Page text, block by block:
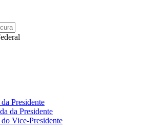
Presidente
da Presidente
Vice-Presidente